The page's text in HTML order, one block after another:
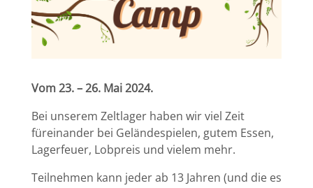
Vom 23. – 26. Mai 2024.
Bei unserem Zeltlager haben wir viel Zeit
füreinander bei Geländespielen, gutem Essen,
Lagerfeuer, Lobpreis und vielem mehr.
Teilnehmen kann jeder ab 13 Jahren (und die es